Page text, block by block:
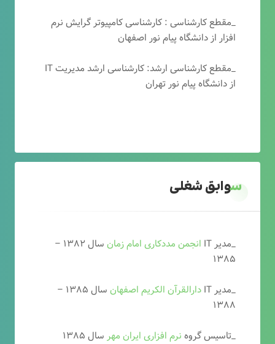
_مقطع کارشناسی : کارشناسی کامپیوتر گرایش نرم
افزار از دانشگاه پیام نور اصفهان
_مقطع کارشناسی ارشد: کارشناسی ارشد مدیریت IT
از دانشگاه پیام نور تهران
سوابق شغلی
_مدیر IT انجمن مددکاری امام زمان
سال ۱۳۸۲ –
۱۳۸۵
_مدیر IT
دارالقرآن الکریم اصفهان
سال ۱۳۸۵ –
۱۳۸۸
_تاسیس گروه نرم افزاری ایران مهر سال ۱۳۸۵